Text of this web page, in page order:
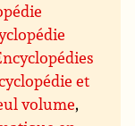
et
volume,